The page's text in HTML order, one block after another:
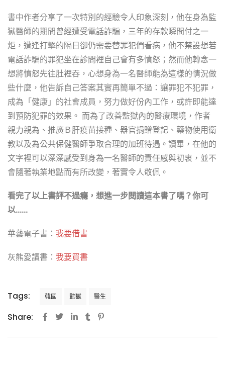
書中作者分享了一次特別的經驗令人印象深刻，他在身為監
獄醫師的期間曾經遭受電話詐騙，三年的存款瞬間付之一
炬，遭逢打擊的隔日卻仍需要替罪犯們看病，他不禁設想若
電話詐騙的罪犯坐在診間裡自己會有多憤怒；然而他轉念一
想將憤怒先往肚裡吞，心想身為一名醫師能為這樣的情況做
些什麼，他告訴自己答案其實再簡單不過：讓罪犯不犯罪，
成為「健康」的社會成員，努力做好份內工作，或許即能達
到預防犯罪的效果。 而為了改善監獄內的醫療環境，作者
親力親為、推廣Ｂ肝疫苗接種、器官捐贈登記、藥物使用衛
教以及為公共保健醫師爭取合理的加班待遇。讀畢，在他的
文字裡可以深深感受到身為一名醫師的責任感與初衷，並不
會隨著執業地點而有所改變，著實令人敬佩。
看完了以上書評不過癮，想進一步閱讀這本書了嗎？你可
以……
華藝電子書： 我要借書
灰熊愛讀書： 我要買書
Tags: 韓國 監獄 醫生
Share: